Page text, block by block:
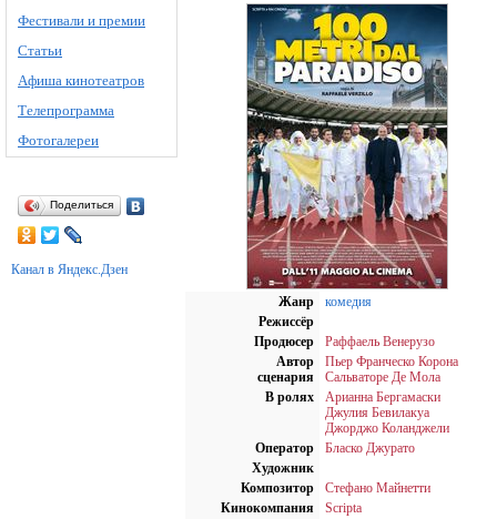
Фестивали и премии
Статьи
Афиша кинотеатров
Телепрограмма
Фотогалереи
Поделиться
Канал в Яндекс.Дзен
Жанр
комедия
Режиссёр
Продюсер
Раффаель Венерузо
Автор
сценария
Пьер Франческо Корона
Сальваторе Де Мола
В ролях
Арианна Бергамаски
Джулия Бевилакуа
Джорджо Коланджели
Оператор
Бласко Джурато
Художник
Композитор
Стефано Майнетти
Кинокомпания
Scripta